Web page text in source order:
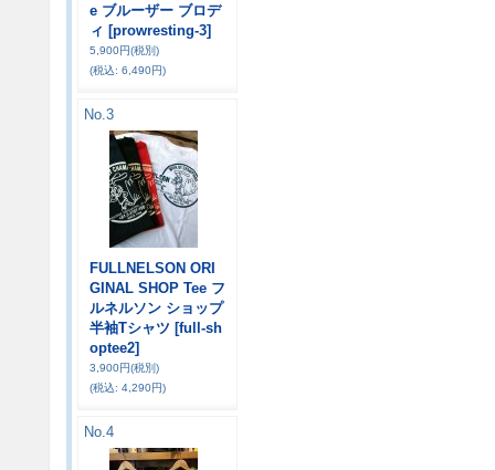
e ブルーザー ブロデ
ィ [prowresting-3]
5,900円(税別)
(税込: 6,490円)
No.3
FULLNELSON ORI
GINAL SHOP Tee フ
ルネルソン ショップ
半袖Tシャツ [full-sh
optee2]
3,900円(税別)
(税込: 4,290円)
No.4